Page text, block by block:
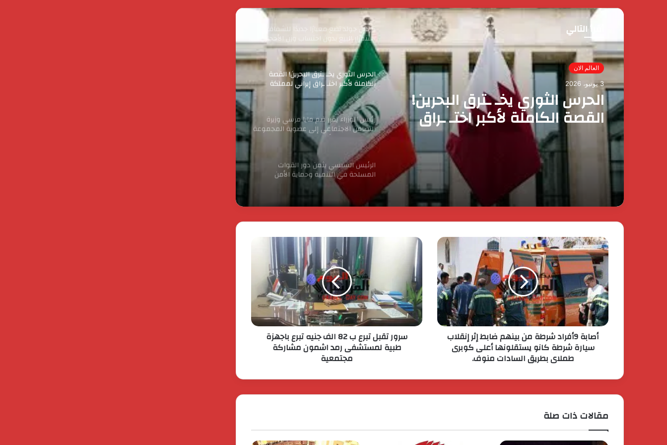
أقرأ التالي
العالم الان
3 يونيو، 2026
الحرس الثوري يخـ ـترق البحرين!
القصة الكاملة لأكبر اختـ ـراق
إيراني لمملكة البحرين؟
كردان جولد تضع معيارًا جديدًا للشفافية :
استمرار البيع بدون احتساب وزن الأحجار
والفصوص ولا زيادة في قيمة المصنعية
حتي يناير المقبل
الحرس الثوري يخـ ـترق البحرين! القصة
الكاملة لأكبر اختـ ـراق إيراني لمملكة
البحرين؟
رئيس الوزراء يقرر ضم مايا مرسي وزيرة
التضامن الاجتماعي إلى عضوية المجموعة
الوزارية لريادة الأعمال
الرئيس السيسي يثمن دور القوات
المسلحة في التنمية وحماية الأمن
الدكتور محسن السيد.. نموذج للإدارة
الناجحة والانضباط المهنى بأوقاف الفيوم
انطلاق شركة « ZEE Properties» بالسوق
العقاري المصري بمحفظة مشروعات
مستهدفة تتجاوز ٢٠ مليار جنيه
افتتاح المبنى الرئيسي لمستشفى الناس
باسم الراحل خميس عصفور
ستيلانتس تكشف عن خطتها الاستراتيجية
بقيمة 60 مليار يورو. لتسريع النمو وتعزيز
أصابة 9أفراد شرطة من بينهم ضابط إثر إنقلاب
سيارة شرطة كانو يستقلونها أعلى كوبرى
طملاى بطريق السادات منوف.
سرور تقبل تبرع ب 82 الف جنيه تبرع باجهزة
طبية لمستشفى رمد اشمون مشاركة
مجتمعية
مقالات ذات صلة